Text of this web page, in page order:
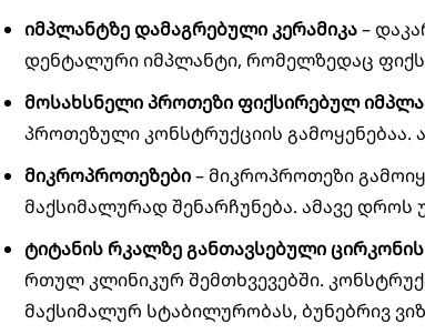
იმპლანტზე დამაგრებული კერამიკა–
დენტალური იმპლანტი, რომელზედაც
მოსახსნელი პროთეზი ფიქსირებულ
პროთეზული კონსტრუქციის
მიკროპროთეზები– მიკროპროთეზი
მაქსიმალურად შენარჩუნება. ამავე
ტიტანის რკალზე განთავსებული
რთულ კლინიკურ შემთხვევებში.
მაქსიმალურ სტაბილურობას, ბუნებრივ